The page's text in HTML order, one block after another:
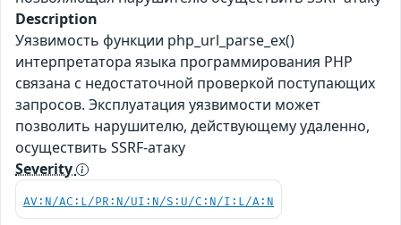
Description
Уязвимость функции php_url_parse_ex()
интерпретатора языка программирования PHP
связана с недостаточной проверкой поступающих
запросов. Эксплуатация уязвимости может
позволить нарушителю, действующему удаленно,
осуществить SSRF-атаку
Severity
AV:N/AC:L/PR:N/UI:N/S:U/C:N/I:L/A:N